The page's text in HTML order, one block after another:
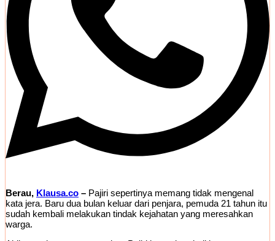
Berau, Klausa.co – Pajiri sepertinya memang tidak mengenal
kata jera. Baru dua bulan keluar dari penjara, pemuda 21 tahun itu
sudah kembali melakukan tindak kejahatan yang meresahkan
warga.